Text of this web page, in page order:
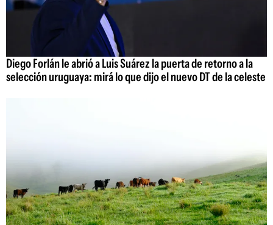
Diego Forlán le abrió a Luis Suárez la puerta de retorno a la
selección uruguaya: mirá lo que dijo el nuevo DT de la celeste